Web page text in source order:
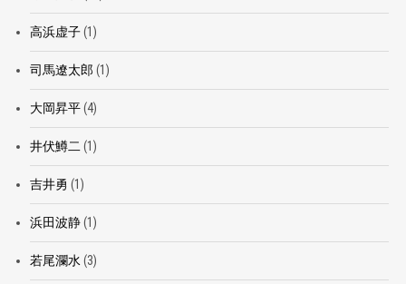
高浜虚子(1)
司馬遼太郎 (1)
大岡昇平(4)
井伏鱒二 (1)
吉井勇 (1)
浜田波静(1)
若尾瀾水 (3)